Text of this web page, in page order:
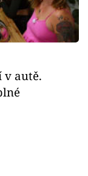
v autě.